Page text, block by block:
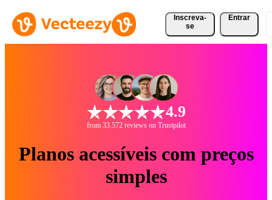
Inscreva-
se
Entrar
4.9
from 33.572 reviews on Trustpilot
Planos acessíveis com preços
simples